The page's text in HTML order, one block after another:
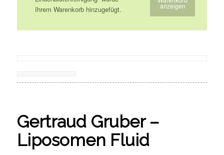
Ihrem Warenkorb hinzugefügt.
anzeigen
Gertraud Gruber –
Liposomen Fluid